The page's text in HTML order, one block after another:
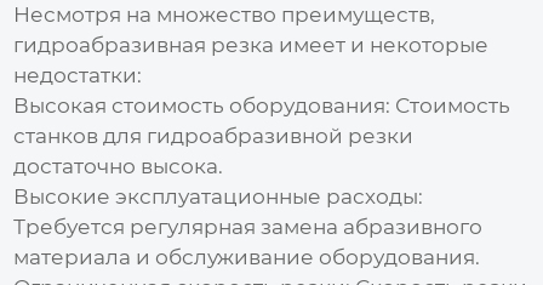
Несмотря на множество преимуществ,
гидроабразивная резка имеет и некоторые
недостатки:
Высокая стоимость оборудования: Стоимость
станков для гидроабразивной резки
достаточно высока.
Высокие эксплуатационные расходы:
Требуется регулярная замена абразивного
материала и обслуживание оборудования.